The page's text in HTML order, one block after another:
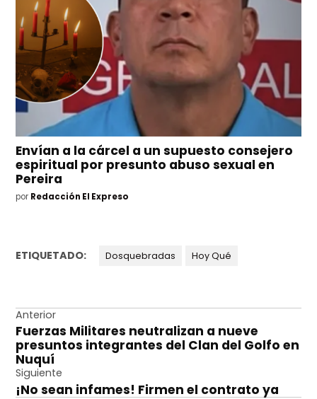
Envían a la cárcel a un supuesto consejero
espiritual por presunto abuso sexual en
Pereira
por Redacción El Expreso
ETIQUETADO: Dosquebradas Hoy Qué
Navegación
de
entradas
Anterior
Fuerzas Militares neutralizan a nueve
presuntos integrantes del Clan del Golfo en
Nuquí
Siguiente
¡No sean infames! Firmen el contrato ya